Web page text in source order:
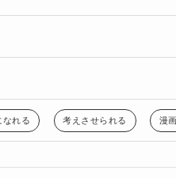
なれる 考えさせられる 漫